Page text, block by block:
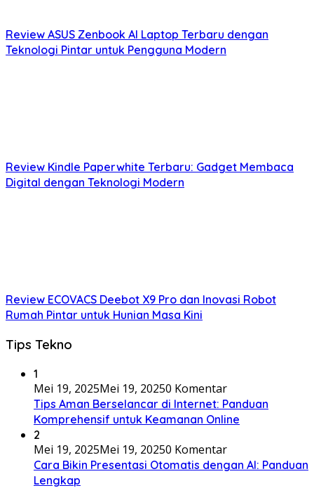
Review ASUS Zenbook AI Laptop Terbaru dengan
Teknologi Pintar untuk Pengguna Modern
Review Kindle Paperwhite Terbaru: Gadget Membaca
Digital dengan Teknologi Modern
Review ECOVACS Deebot X9 Pro dan Inovasi Robot
Rumah Pintar untuk Hunian Masa Kini
Tips Tekno
1
Mei 19, 2025Mei 19, 20250 Komentar
Tips Aman Berselancar di Internet: Panduan
Komprehensif untuk Keamanan Online
2
Mei 19, 2025Mei 19, 20250 Komentar
Cara Bikin Presentasi Otomatis dengan AI: Panduan
Lengkap